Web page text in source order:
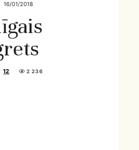
16/01/2018
12 2 236